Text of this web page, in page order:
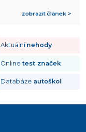
zobrazit článek >
Aktuální nehody
Onlinetest značek
Databáze autoškol